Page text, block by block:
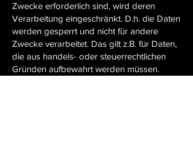
Zwecke erforderlich sind, wird deren
Verarbeitung eingeschränkt. D.h. die Daten
werden gesperrt und nicht für andere
Zwecke verarbeitet. Das gilt z.B. für Daten,
die aus handels- oder steuerrechtlichen
Gründen aufbewahrt werden müssen.